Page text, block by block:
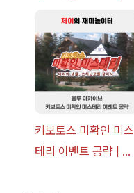
v1.0+] 다운로드
키보토스 미확인 미스
테리 이벤트 공략 | 블